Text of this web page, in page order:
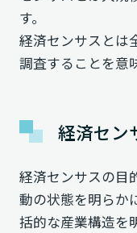
す。
経済センサスとは
調査することを意
経済セン
経済センサスの目
動の状態を明らか
括的な産業構造を